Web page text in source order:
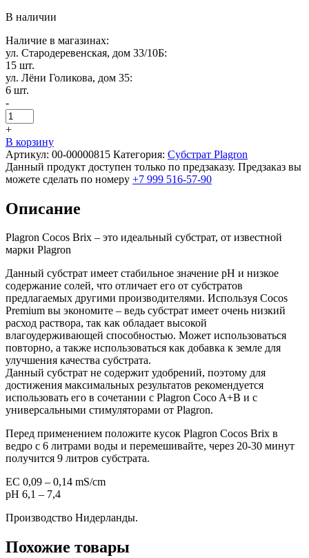
В наличии
Наличие в магазинах:
ул. Стародеревенская, дом 33/10Б:
15 шт.
ул. Лёни Голикова, дом 35:
6 шт.
-
+
В корзину
Артикул: 00-00000815 Категория: Субстрат Plagron
Данный продукт доступен только по предзаказу. Предзаказ вы
можете сделать по номеру +7 999 516-57-90
Описание
Plagron Cocos Brix – это идеальный субстрат, от известной
марки Plagron
Данный субстрат имеет стабильное значение рН и низкое
содержание солей, что отличает его от субстратов
предлагаемых другими производителями. Используя Cocos
Premium вы экономите – ведь субстрат имеет очень низкий
расход раствора, так как обладает высокой
влагоудерживающей способностью. Может использоваться
повторно, а также использоваться как добавка к земле для
улучшения качества субстрата.
Данный субстрат не содержит удобрений, поэтому для
достижения максимальных результатов рекомендуется
использовать его в сочетании с Plagron Coco A+B и с
универсальными стимуляторами от Plagron.
Перед применением положите кусок Plagron Cocos Brix в
ведро с 6 литрами воды и перемешивайте, через 20-30 минут
получится 9 литров субстрата.
EC 0,09 – 0,14 mS/cm
pH 6,1 – 7,4
Производство Нидерланды.
Похожие товары